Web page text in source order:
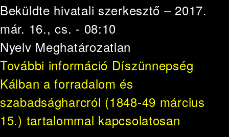
Beküldte hivatali szerkesztő – 2017.
már. 16., cs. - 08:10
Nyelv Meghatározatlan
További információ Díszünnepség
Kálban a forradalom és
szabadságharcról (1848-49 március
15.) tartalommal kapcsolatosan